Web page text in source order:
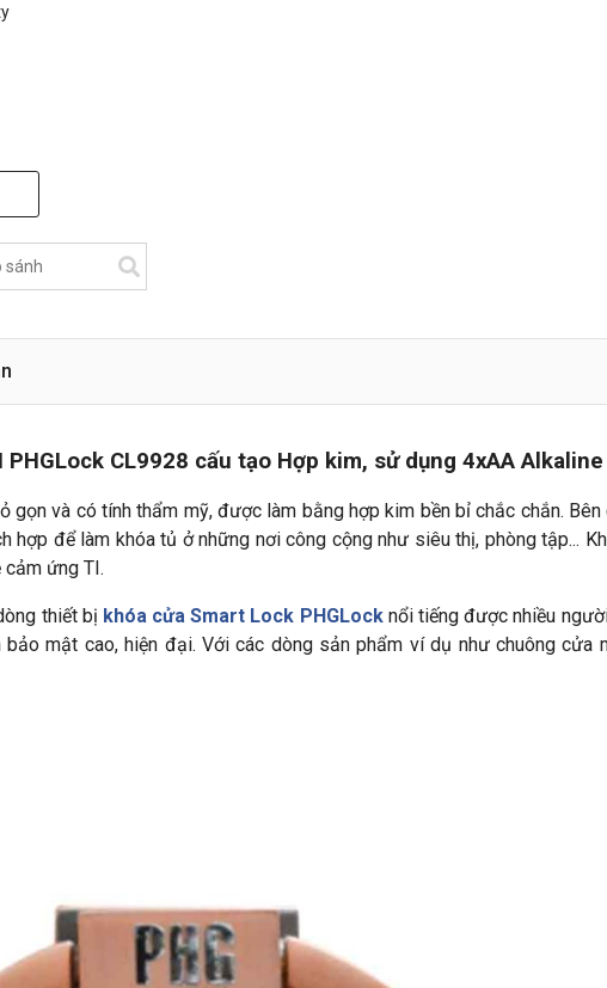
CL9928 cấu tạo Hợp kim, sử dụng 4xAA Alkaline
gọn và có tính thẩm mỹ, được làm bằng hợp kim bền bỉ chắc chắn.
hợp để làm khóa tủ ở những nơi công cộng như siêu thị, phòng tập...
ứng TI.
thiết bị khóa cửa Smart Lock PHGLocknổi tiếng được nhiều
mật cao, hiện đại. Với các dòng sản phẩm ví dụ như chuông cửa